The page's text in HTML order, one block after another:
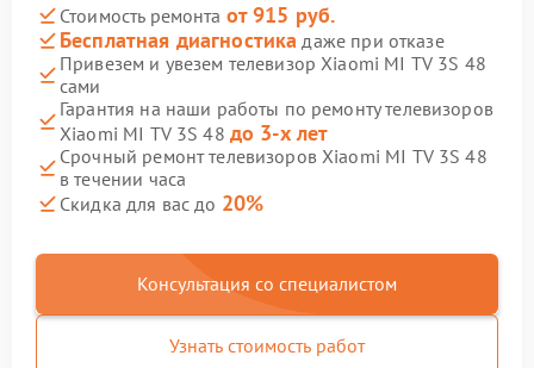
Стоимость ремонта от 915 руб.
Бесплатная диагностика даже при отказе
Привезем и увезем телевизор Xiaomi MI TV 3S 48
сами
Гарантия на наши работы по ремонту телевизоров
Xiaomi MI TV 3S 48 до 3-х лет
Срочный ремонт телевизоров Xiaomi MI TV 3S 48
в течении часа
Скидка для вас до 20%
Консультация со специалистом
Узнать стоимость работ